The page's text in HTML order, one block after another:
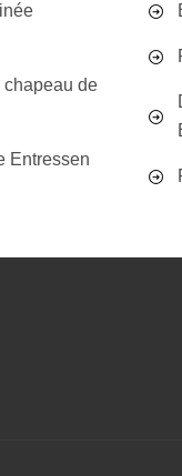
chapeau de
Entressen